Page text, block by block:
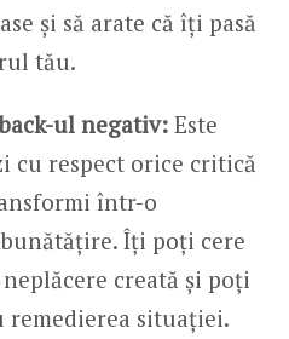
și să arate că îți pasă
tău.
ul negativ: Este
cu respect orice critică
într-o
Îți poți cere
creată și poți
situației.